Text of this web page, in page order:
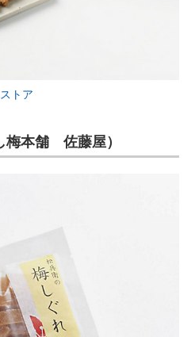
トア
梅本舗 佐藤屋）